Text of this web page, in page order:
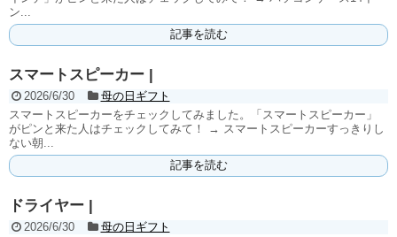
ン...
記事を読む
スマートスピーカー |
2026/6/30
母の日ギフト
スマートスピーカーをチェックしてみました。「スマートスピーカー」
がピンと来た人はチェックしてみて！ → スマートスピーカーすっきりし
ない朝...
記事を読む
ドライヤー |
2026/6/30
母の日ギフト